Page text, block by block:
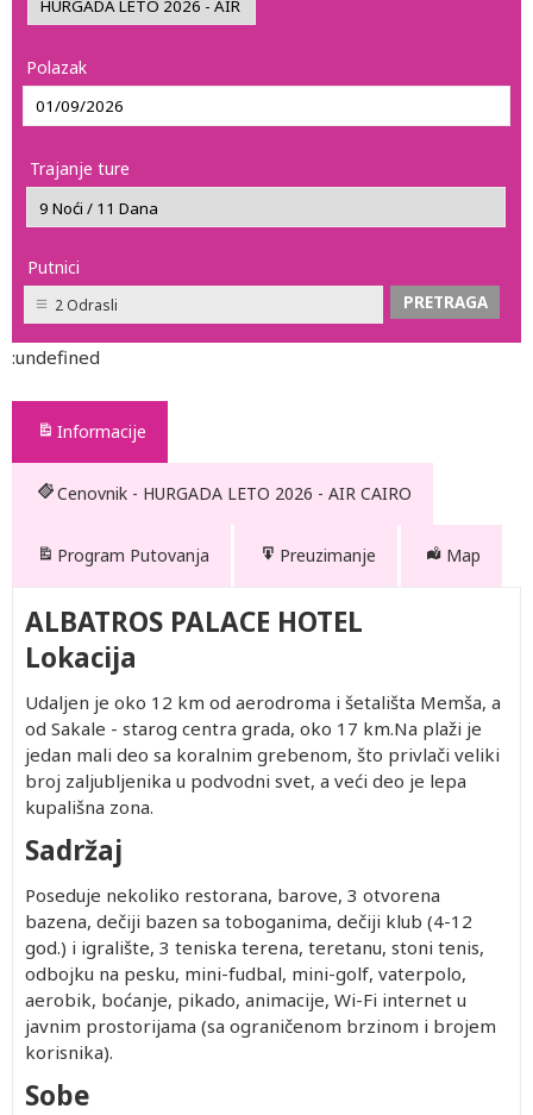
Polazak
Trajanje ture
Putnici
2 Odrasli
:undefined
Informacije
Cenovnik - HURGADA LETO 2026 - AIR CAIRO
Program Putovanja Preuzimanje Map
ALBATROS PALACE HOTEL
Lokacija
Udaljen je oko 12 km od aerodroma i šetališta Memša, a
od Sakale - starog centra grada, oko 17 km.Na plaži je
jedan mali deo sa koralnim grebenom, što privlači veliki
broj zaljubljenika u podvodni svet, a veći deo je lepa
kupališna zona.
Sadržaj
Poseduje nekoliko restorana, barove, 3 otvorena
bazena, dečiji bazen sa toboganima, dečiji klub (4-12
god.) i igralište, 3 teniska terena, teretanu, stoni tenis,
odbojku na pesku, mini-fudbal, mini-golf, vaterpolo,
aerobik, boćanje, pikado, animacije, Wi-Fi internet u
javnim prostorijama (sa ograničenom brzinom i brojem
korisnika).
Sobe